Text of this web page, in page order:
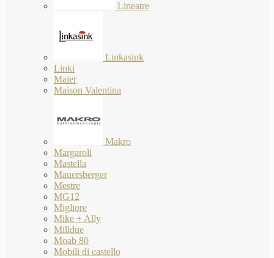
Lineatre
Linkasink
Linki
Maier
Maison Valentina
Makro
Margaroli
Mastella
Mauersberger
Mestre
MG12
Migliore
Mike + Ally
Milldue
Moab 80
Mobili di castello